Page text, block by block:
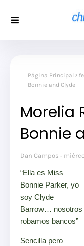
Página Principal
Bonnie and Clyde
Morelia
Bonnie
Dan Campos
“Ella es Miss
Bonnie Parker, yo
soy Clyde
Barrow… nosotros
robamos bancos”
Sencilla pero